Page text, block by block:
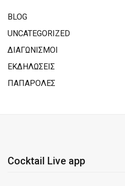
BLOG
UNCATEGORIZED
ΔΙΑΓΩΝΙΣΜΟΙ
ΕΚΔΗΛΩΣΕΙΣ
ΠΑΠΑΡΟΛΕΣ
Cocktail Live app